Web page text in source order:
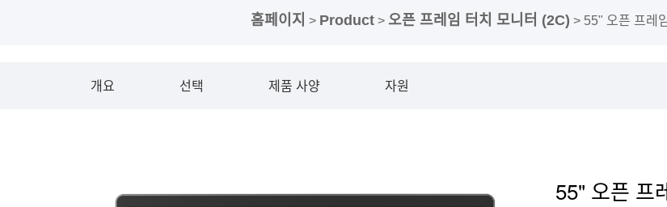
홈페이지 > Product> 오픈 프레임 터치 모니터 (2C) > 55" 오픈 프레
개요 선택 제품 사양 자원
55" 오픈 프